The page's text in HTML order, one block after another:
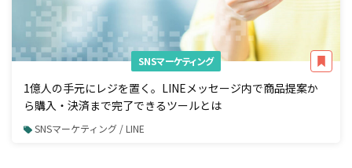
SNSマーケティング
1億人の手元にレジを置く。LINEメッセージ内で商品提案か
ら購入・決済まで完了できるツールとは
SNSマーケティング / LINE